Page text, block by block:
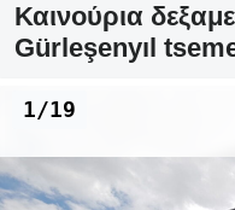
Καινούρια
Gürleşenyıl
1/19